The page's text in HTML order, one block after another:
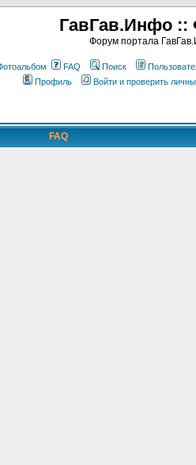
ГавГав.Инфо ::
Форум портала
FAQ Поиск
Профиль
Войти и проверить
FAQ